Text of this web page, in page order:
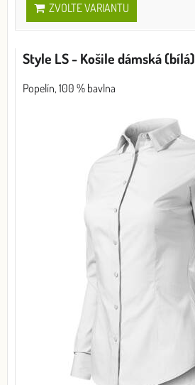
ZVOLTE VARIANTU
Style LS - Košile dámská (bílá)
Popelín, 100 % bavlna